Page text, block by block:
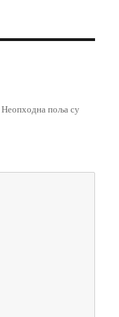
Неопходна поља су